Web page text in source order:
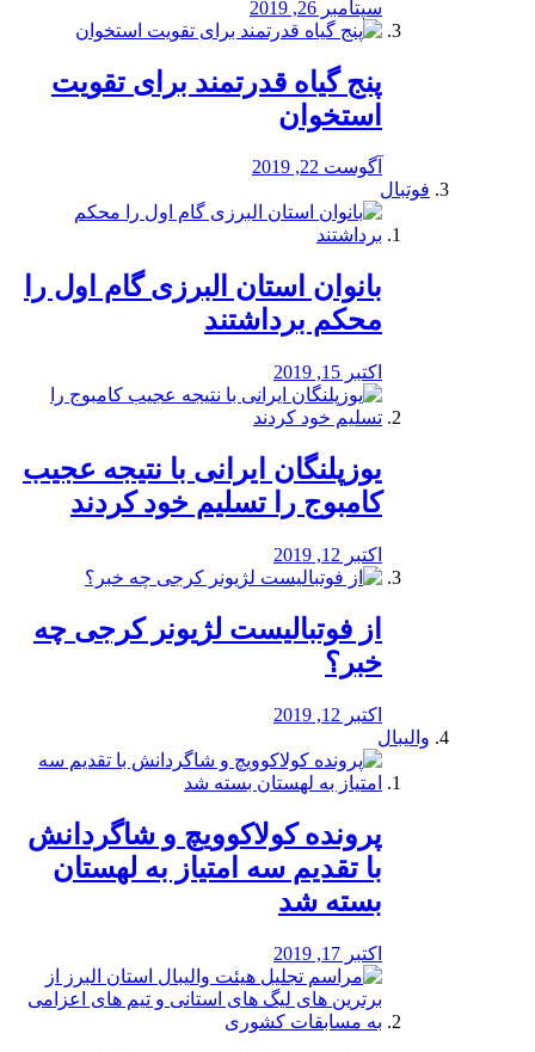
سپتامبر 26, 2019
پنج گیاه قدرتمند برای تقویت
استخوان
آگوست 22, 2019
فوتبال
بانوان استان البرزی گام اول را
محكم برداشتند
اکتبر 15, 2019
یوزپلنگان ایرانی با نتیجه عجیب
کامبوج را تسلیم خود کردند
اکتبر 12, 2019
از فوتبالیست لژیونر کرجی چه
خبر؟
اکتبر 12, 2019
والیبال
پرونده کولاکوویچ و شاگردانش
با تقدیم سه امتیاز به لهستان
بسته شد
اکتبر 17, 2019